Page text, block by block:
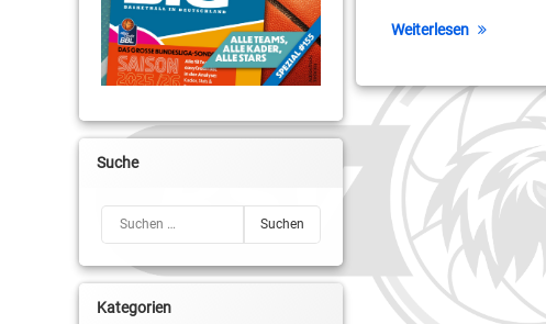
Weiterlesen
Ernestiner-Sporthalle
Kai Buchmann
Kellen Williams
Keoni Watson
Kevin Schaffartzik
Suche
Kategorien